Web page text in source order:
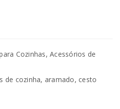
Cozinhas, Acessórios de
de cozinha, aramado, cesto